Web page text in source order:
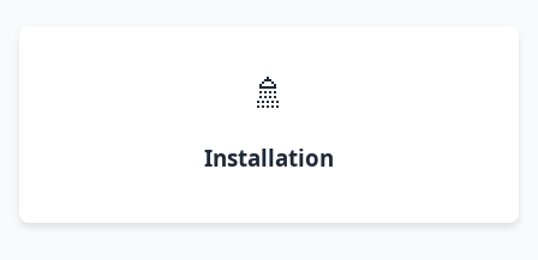
🚿
Installation